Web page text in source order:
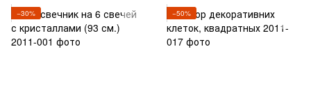
−30% −50%